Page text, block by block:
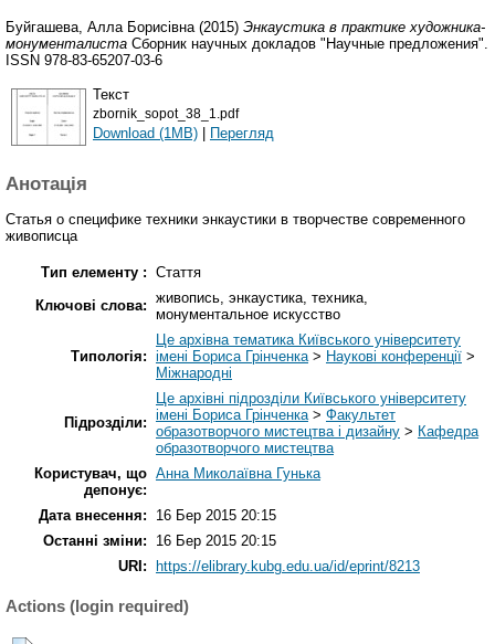
Буйгашева, Алла Борисівна (2015) Энкаустика в практике художника-
монументалиста Сборник научных докладов "Научные предложения".
ISSN 978-83-65207-03-6
Текст
zbornik_sopot_38_1.pdf
Download (1MB) | Перегляд
Анотація
Статья о специфике техники энкаустики в творчестве современного
живописца
Тип елементу : Стаття
Ключові слова: живопись, энкаустика, техника,
монументальное искусство
Типологія:
Це архівна тематика Київського університету
імені Бориса Грінченка> Наукові конференції >
Міжнародні
Підрозділи:
Це архівні підрозділи Київського університету
імені Бориса Грінченка> Факультет
образотворчого мистецтва і дизайну > Кафедра
образотворчого мистецтва
Користувач, що
депонує:
Анна Миколаївна Гунька
Дата внесення:
16 Бер 2015 20:15
Останні зміни:
16 Бер 2015 20:15
URI:
https://elibrary.kubg.edu.ua/id/eprint/8213
Actions (login required)